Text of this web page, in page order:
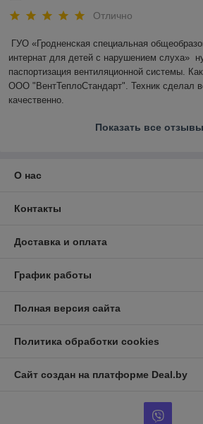
Отлично
ГУО «Гродненская специальная
интернат для детей с нарушением слуха»
паспортизация вентиляционной системы.
ООО "ВентТеплоСтандарт". Техник сделал
качественно.
Показать все отзывы
О нас
Контакты
Доставка и оплата
График работы
Полная версия сайта
Политика обработки cookies
Сайт создан на платформе Deal.by